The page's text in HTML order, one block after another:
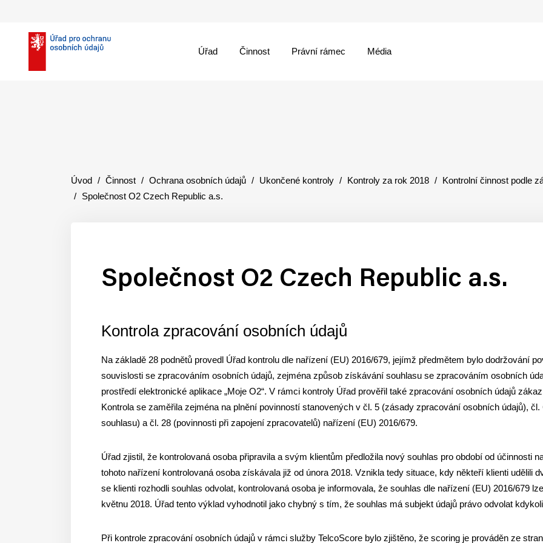
Úřad Činnost Právní rámec Média
Úvod Činnost Ochrana osobních údajů Ukončené kontroly Kontroly za rok 2018
Kontrolní činnost podle
Společnost O2 Czech Republic a.s.
Společnost O2 Czech Republic a.s.
Kontrola zpracování osobních údajů
Na základě 28 podnětů provedl Úřad kontrolu dle nařízení (EU) 2016/679, jejímž předmětem bylo dodržování
souvislosti se zpracováním osobních údajů, zejména způsob získávání souhlasu se zpracováním osobních
prostředí elektronické aplikace „Moje O2“. V rámci kontroly Úřad prověřil také zpracování osobních údajů
Kontrola se zaměřila zejména na plnění povinností stanovených v čl. 5 (zásady zpracování osobních údajů),
souhlasu) a čl. 28 (povinnosti při zapojení zpracovatelů) nařízení (EU) 2016/679.
Úřad zjistil, že kontrolovaná osoba připravila a svým klientům předložila nový souhlas pro období od účinnosti
tohoto nařízení kontrolovaná osoba získávala již od února 2018. Vznikla tedy situace, kdy někteří klienti udělili
se klienti rozhodli souhlas odvolat, kontrolovaná osoba je informovala, že souhlas dle nařízení (EU) 2016/679
květnu 2018. Úřad tento výklad vyhodnotil jako chybný s tím, že souhlas má subjekt údajů právo odvolat
Při kontrole zpracování osobních údajů v rámci služby TelcoScore bylo zjištěno, že scoring je prováděn ze